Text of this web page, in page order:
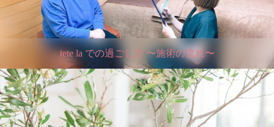
tete la での過ごし方 〜施術の流れ〜